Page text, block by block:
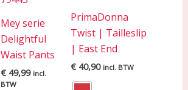
Mey serie
Delightful
Waist Pants
€49,99 incl.
BTW
PrimaDonna
Twist | Tailleslip
| East End
€40,90 incl. BTW